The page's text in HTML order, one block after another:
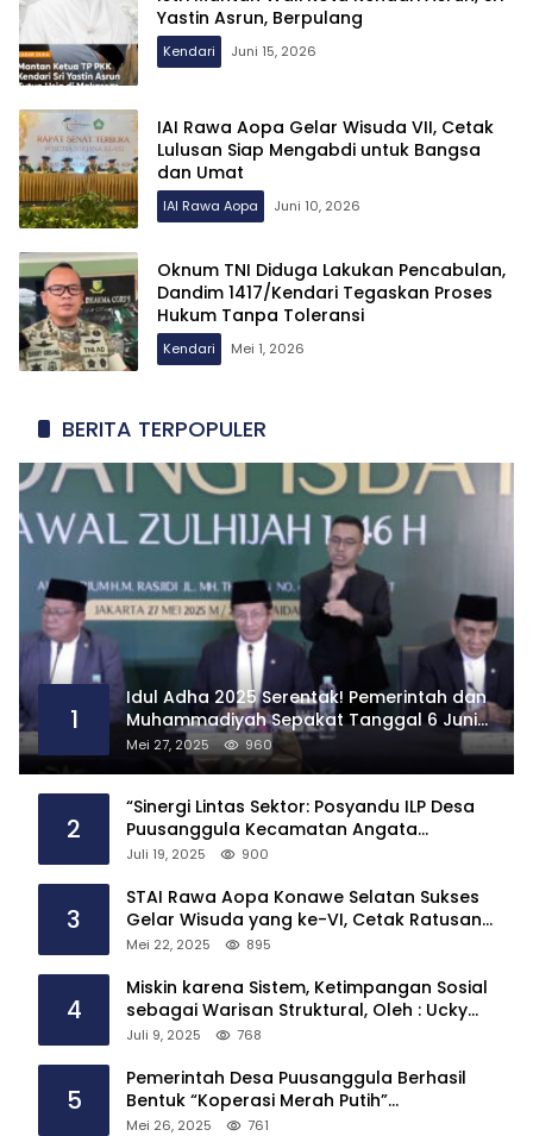
Yastin Asrun, Berpulang
Kendari Juni 15, 2026
IAI Rawa Aopa Gelar Wisuda VII, Cetak
Lulusan Siap Mengabdi untuk Bangsa
dan Umat
IAI Rawa Aopa Juni 10, 2026
Oknum TNI Diduga Lakukan Pencabulan,
Dandim 1417/Kendari Tegaskan Proses
Hukum Tanpa Toleransi
Kendari Mei 1, 2026
BERITA TERPOPULER
1
Idul Adha 2025 Serentak! Pemerintah dan
Muhammadiyah Sepakat Tanggal 6 Juni
2025
Mei 27, 2025 960
2
“Sinergi Lintas Sektor: Posyandu ILP Desa
Puusanggula Kecamatan Angata
Hadirkan Layanan Kesehatan Menyeluruh”
Juli 19, 2025 900
3
STAI Rawa Aopa Konawe Selatan Sukses
Gelar Wisuda yang ke-VI, Cetak Ratusan
Sarjana
Mei 22, 2025 895
4
Miskin karena Sistem, Ketimpangan Sosial
sebagai Warisan Struktural, Oleh : Ucky
Ackrillah,S.Sos.,M.A.P
Juli 9, 2025 768
5
Pemerintah Desa Puusanggula Berhasil
Bentuk “Koperasi Merah Putih”
Tindaklanjuti Instruksi Presiden Prabowo
Mei 26, 2025 761